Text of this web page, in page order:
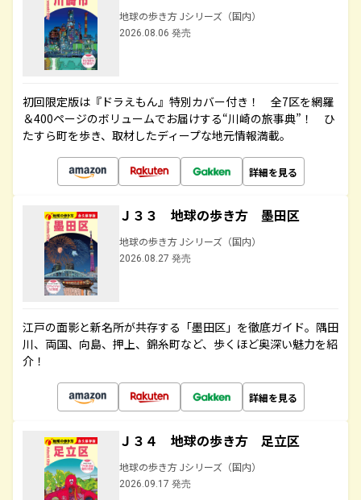
地球の歩き方 Jシリーズ（国内）
2026.08.06 発売
初回限定版は『ドラえもん』特別カバー付き！ 全7区を網羅
＆400ページのボリュームでお届けする“川崎の旅事典”！ ひ
たすら町を歩き、取材したディープな地元情報満載。
詳細を見る
Ｊ３３ 地球の歩き方 墨田区
地球の歩き方 Jシリーズ（国内）
2026.08.27 発売
江戸の面影と新名所が共存する「墨田区」を徹底ガイド。隅田
川、両国、向島、押上、錦糸町など、歩くほど奥深い魅力を紹
介！
詳細を見る
Ｊ３４ 地球の歩き方 足立区
地球の歩き方 Jシリーズ（国内）
2026.09.17 発売